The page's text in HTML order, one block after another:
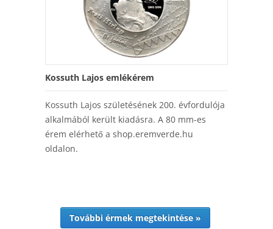
Kossuth Lajos emlékérem
Kossuth Lajos születésének 200. évfordulója
alkalmából került kiadásra. A 80 mm-es
érem elérhető a shop.eremverde.hu
oldalon.
További érmek megtekintése »